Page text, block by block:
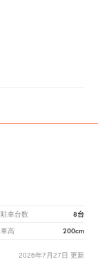
駐車台数 8台
車高 200cm
2026年7月27日 更新